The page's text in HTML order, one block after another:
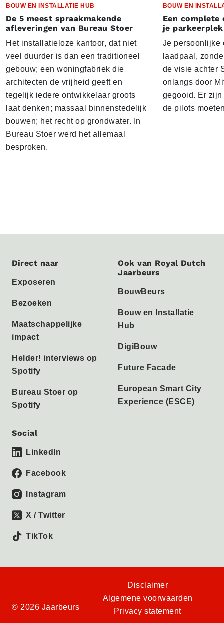
BOUW EN INSTALLATIE HUB
De 5 meest spraakmakende
afleveringen van Bureau Stoer
Het installatieloze kantoor, dat niet
veel duurder is dan een traditioneel
gebouw; een woningfabriek die
architecten de vrijheid geeft en
tegelijk iedere ontwikkelaar groots
laat denken; massaal binnenstedelijk
bouwen; het recht op grondwater. In
Bureau Stoer werd het allemaal
besproken.
BOUW EN
Een complete
je parkeerplek
Je persoonlijke
laadpaal,
de visie achter
onlangs door
gegooid. Er
de pilots
Direct naar
Exposeren
Bezoeken
Maatschappelijke
impact
Helder! interviews op
Spotify
Bureau Stoer op
Spotify
Ook van Royal Dutch
Jaarbeurs
BouwBeurs
Bouw en Installatie
Hub
DigiBouw
Future Facade
European Smart City
Experience (ESCE)
Social
LinkedIn
Facebook
Instagram
X / Twitter
TikTok
© 2026 Jaarbeurs
Disclaimer
Algemene voorwaarden
Privacy statement